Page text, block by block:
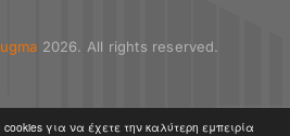
για να έχετε την καλύτερη εμπειρία
2026. All rights reserved.